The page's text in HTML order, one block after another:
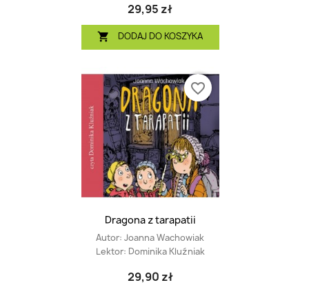
29,95 zł
 DODAJ DO KOSZYKA
Dragona z tarapatii
Autor: Joanna Wachowiak
Lektor: Dominika Kluźniak
29,90 zł
favorite_border